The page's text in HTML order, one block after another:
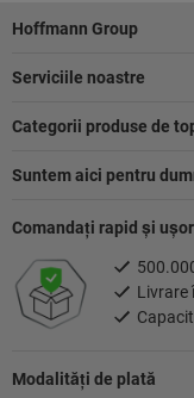
Footer
Hoffmann Group
Serviciile noastre
Categorii produse de
Suntem aici pentru
Modalităţi de plată
Comandaţi rapid şi uşor
Livrare